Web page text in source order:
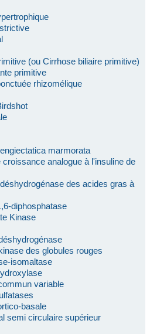
(ou Cirrhose biliaire primitive)
primitive
rhizomélique
marmorata
analogue à l'insuline de
des acides gras à
diphosphatase
Kinase
des globules rouges
isomaltase
variable
basale
semi circulaire supérieur